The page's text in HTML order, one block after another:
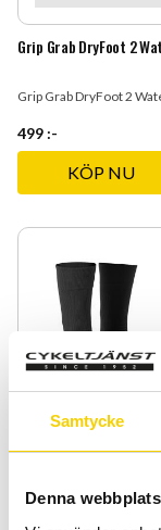
Samtycke
Denna
Grip Grab DryFoot 2
Grip Grab DryFoot 2
499 :-
Skoöverdrag GripGrab
Skoöverdrag GripGrab